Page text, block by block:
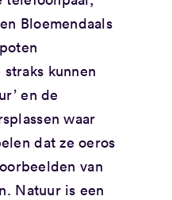
Bloemendaals
kunnen
en de
waar
dat ze oeros
van
Natuur is een